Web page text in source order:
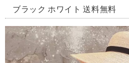
ブラック ホワイト 送料無料